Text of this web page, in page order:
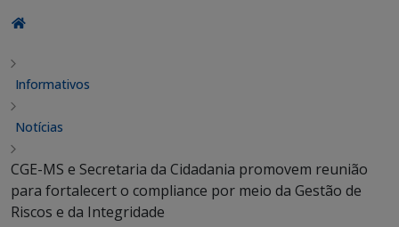
Informativos
Notícias
CGE-MS e Secretaria da Cidadania promovem reunião
para fortalecert o compliance por meio da Gestão de
Riscos e da Integridade